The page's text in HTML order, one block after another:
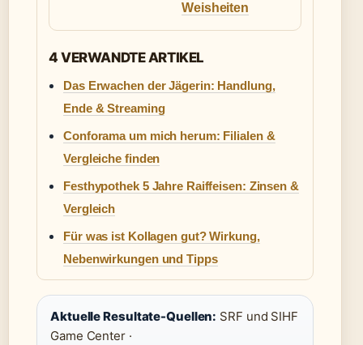
Weisheiten
4 VERWANDTE ARTIKEL
Das Erwachen der Jägerin: Handlung,
Ende & Streaming
Conforama um mich herum: Filialen &
Vergleiche finden
Festhypothek 5 Jahre Raiffeisen: Zinsen &
Vergleich
Für was ist Kollagen gut? Wirkung,
Nebenwirkungen und Tipps
Aktuelle Resultate-Quellen: SRF und SIHF
Game Center ·